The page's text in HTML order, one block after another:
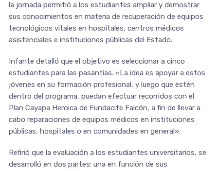
la jornada permitió a los estudiantes ampliar y demostrar
sus conocimientos en materia de recuperación de equipos
tecnológicos vitales en hospitales, centros médicos
asistenciales e instituciones públicas del Estado.
Infante detalló que el objetivo es seleccionar a cinco
estudiantes para las pasantías. «La idea es apoyar a estos
jóvenes en su formación profesional, y luego que estén
dentro del programa, puedan efectuar recorridos con el
Plan Cayapa Heroica de Fundacite Falcón, a fin de llevar a
cabo reparaciones de equipos médicos en instituciones
públicas, hospitales o en comunidades en general».
Refirió que la evaluación a los estudiantes universitarios, se
desarrolló en dos partes: una en función de sus